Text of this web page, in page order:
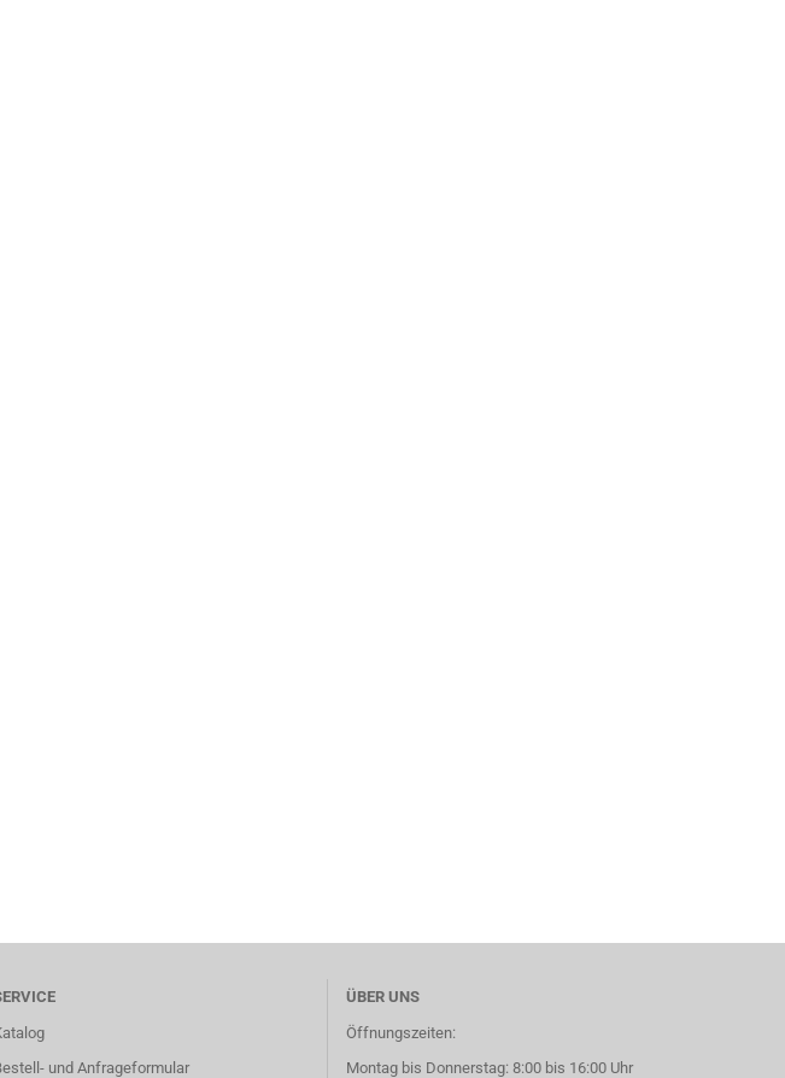
und Anfrageformular
ÜBER UNS
Öffnungszeiten:
Montag bis Donnerstag: 8:00 bis 16:00 Uhr